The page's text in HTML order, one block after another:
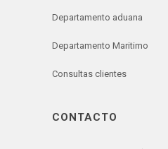
Departamento aduana
Departamento Maritimo
Consultas clientes
CONTACTO